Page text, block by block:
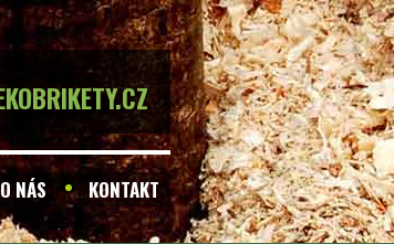
O NÁS KONTAKT